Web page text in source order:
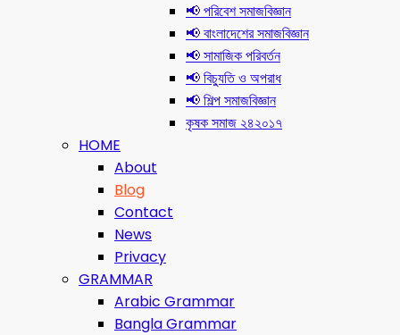
📢 পরিবেশ সমাজবিজ্ঞান
📢 বাংলাদেশের সমাজবিজ্ঞান
📢 সামাজিক পরিবর্তন
📢 বিচ্যুতি ও অপরাধ
📢 শিল্প সমাজবিজ্ঞান
কৃষক সমাজ ২৪২০১৭
HOME
About
Blog
Contact
News
Privacy
GRAMMAR
Arabic Grammar
Bangla Grammar